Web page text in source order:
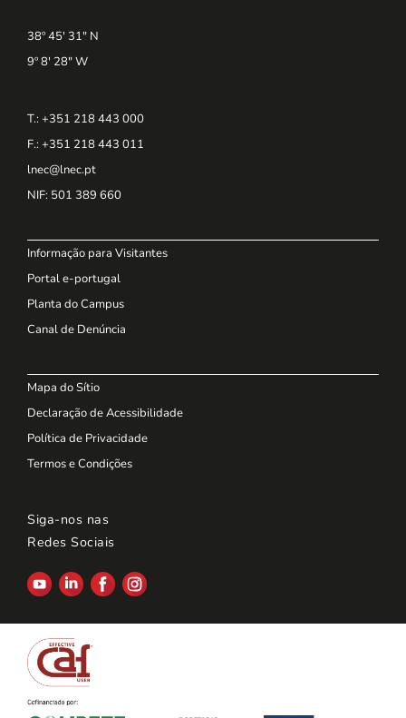
38º 45' 31" N
9º 8' 28" W
T.: +351 218 443 000
F.: +351 218 443 011
lnec@lnec.pt
NIF: 501 389 660
Informação para Visitantes
Portal e-portugal
Planta do Campus
Canal de Denúncia
Mapa do Sítio
Declaração de Acessibilidade
Política de Privacidade
Termos e Condições
Siga-nos nas
Redes Sociais